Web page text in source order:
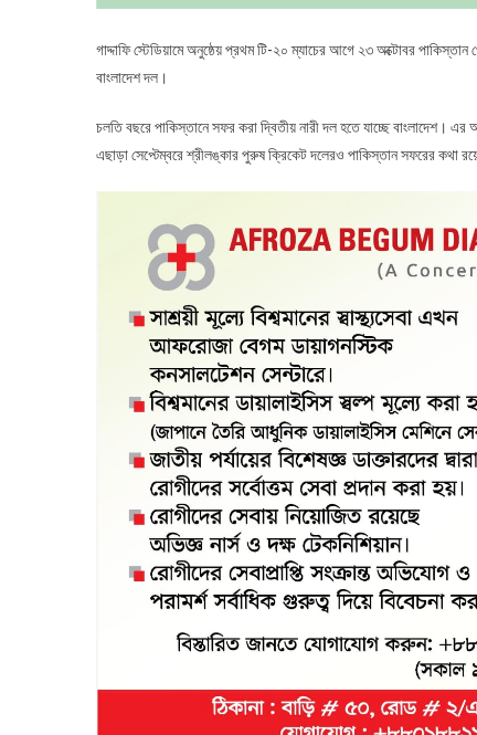
গাদ্দাফি স্টেডিয়ামে অনুষ্ঠেয় প্রথম টি-২০ ম্যাচের আগে ২৩ অক্টোবর
বাংলাদেশ দল।
চলতি বছরে পাকিস্তানে সফর করা দ্বিতীয় নারী দল হতে যাচ্ছে বাংলাদেশ। এর
এছাড়া সেপ্টেম্বরে শ্রীলঙ্কার পুরুষ ক্রিকেট দলেরও পাকিস্তান সফরের কথা